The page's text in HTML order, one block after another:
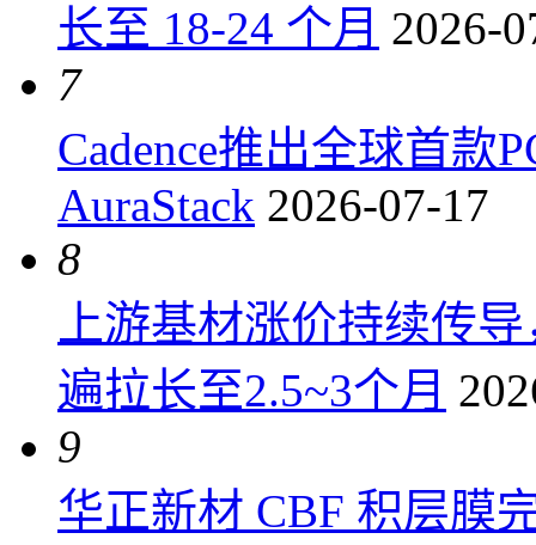
长至 18-24 个月 2026-
7
Cadence推出全球首款
AuraStack 2026-07-17
8
上游基材涨价持续传
遍拉长至2.5~3个月
9
华正新材 CBF 积层膜